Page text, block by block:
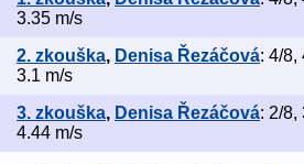
3.35 m/s
2. zkouška, Denisa Řezáčová: 4/8,
3.1 m/s
3. zkouška, Denisa Řezáčová: 2/8,
4.44 m/s